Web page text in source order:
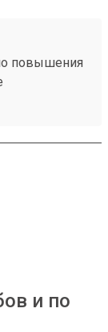
повышения
и по